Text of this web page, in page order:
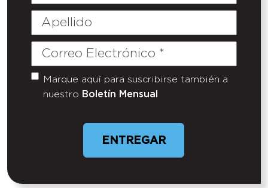
Pila
Apellido
Correo
Untitled
Marque aquí para suscribirse también a
nuestro Boletín Mensual